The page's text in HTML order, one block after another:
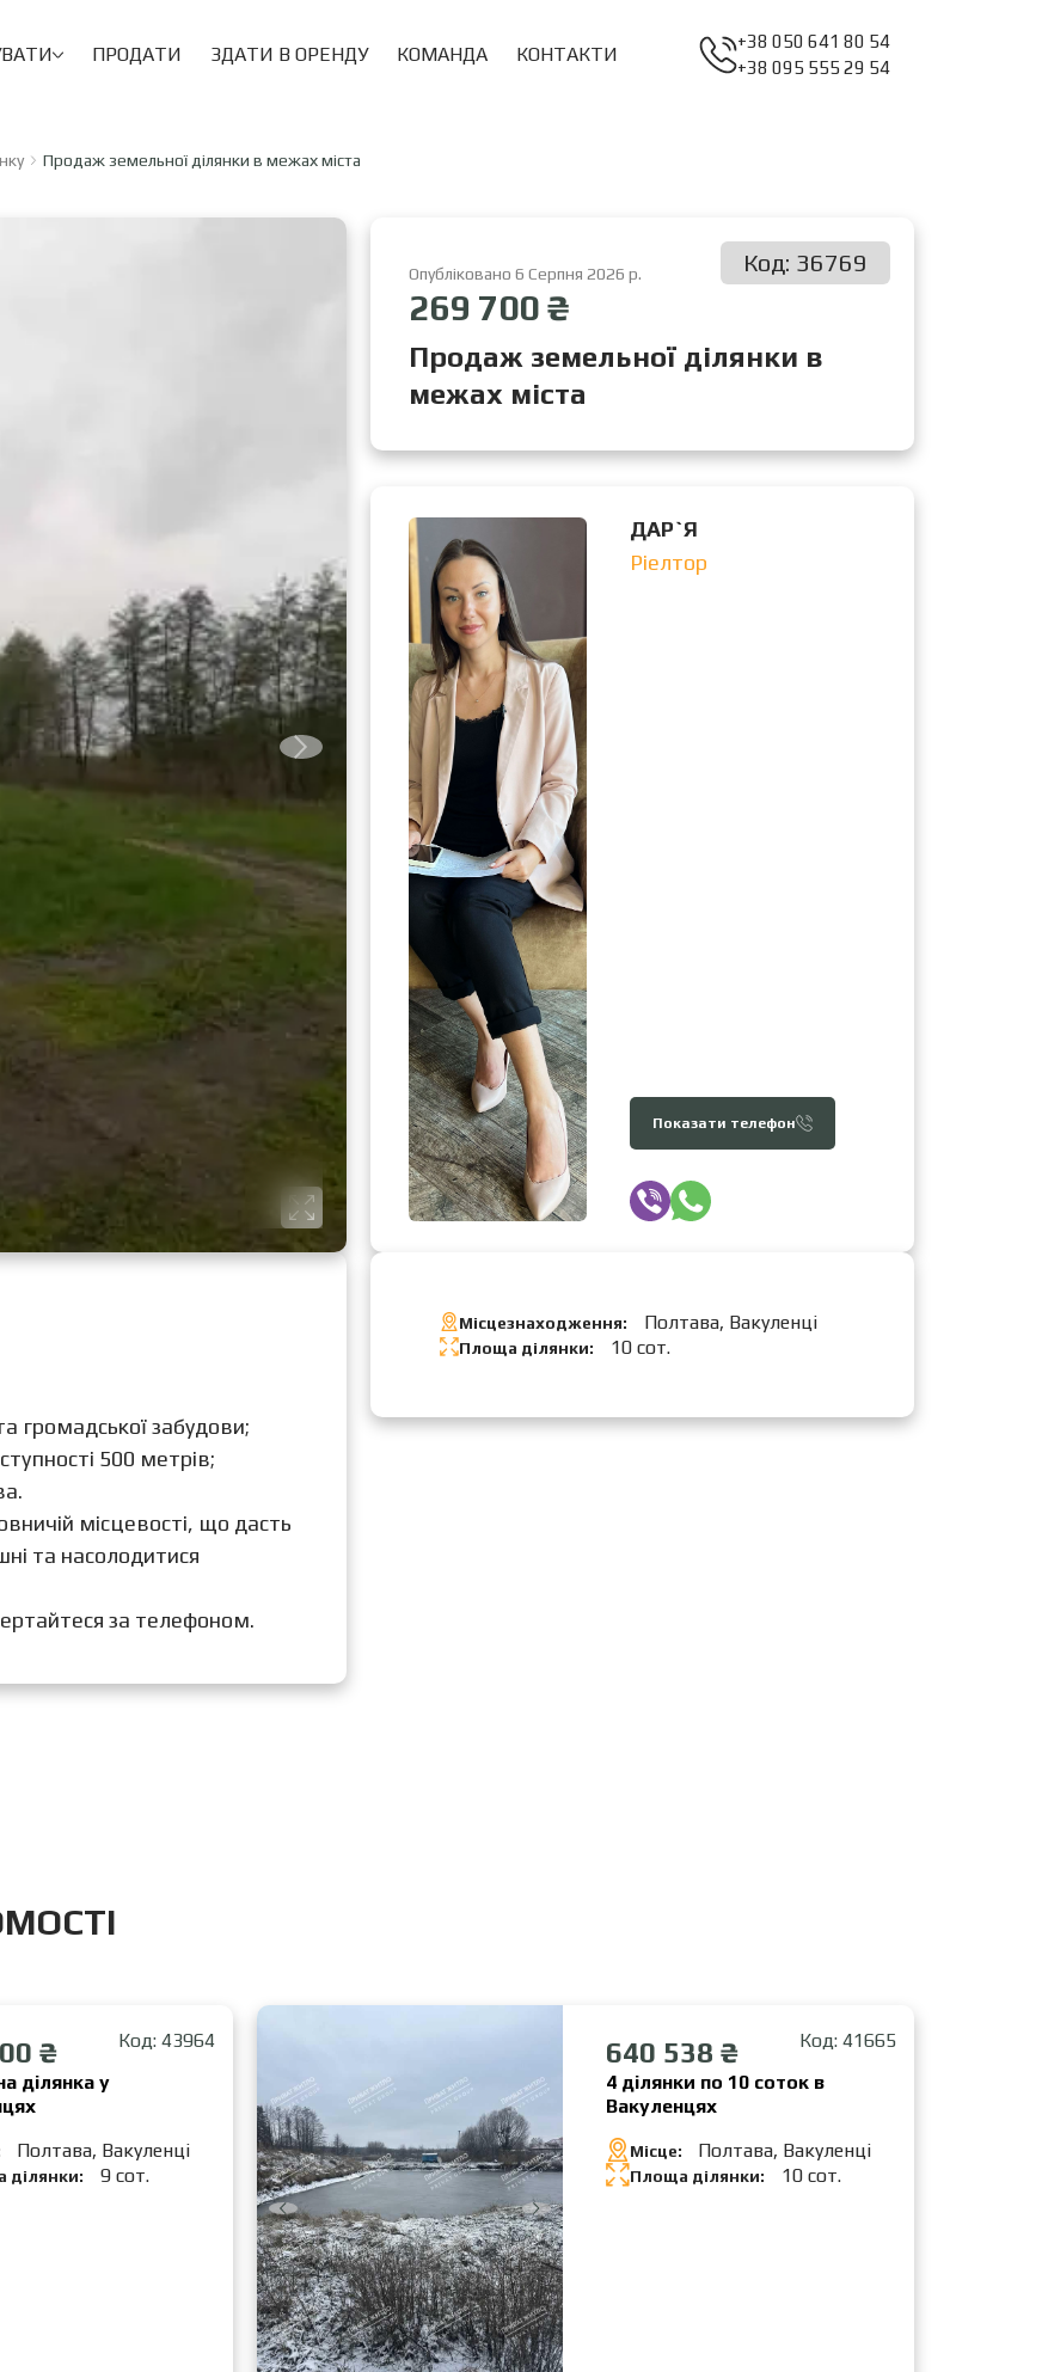
ПРОДАТИ ЗДАТИ В ОРЕНДУ КОМАНДА КОНТАКТИ
+38 050 641 80 54
+38 095 555 29 54
Продаж земельної ділянки в межах міста
Опубліковано 6 Серпня 2026 р. Код: 36769
269 700 ₴
Продаж земельної ділянки в
межах міста
ДАР`Я
Ріелтор
Показати телефон
Місцезнаходження: Полтава, Вакуленці
Площа ділянки: 10 сот.
громадської забудови;
500 метрів;
місцевості, що дасть
та насолодитися
за телефоном.
Код: 43964
₴
ділянка у
Полтава, Вакуленці
ділянки: 9 сот.
Код: 41665
640 538 ₴
4 ділянки по 10 соток в
Вакуленцях
Місце: Полтава, Вакуленці
Площа ділянки: 10 сот.